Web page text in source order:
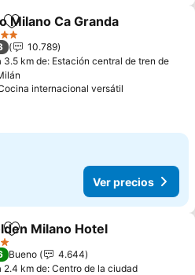
Agregar a favoritos
Milano Ca Granda
10.789
3.5 km de: Estación central de tren de
internacional versátil
Ver precios
Agregar a favoritos
Milano Hotel
Bueno
4.644
2.4 km de: Centro de la ciudad